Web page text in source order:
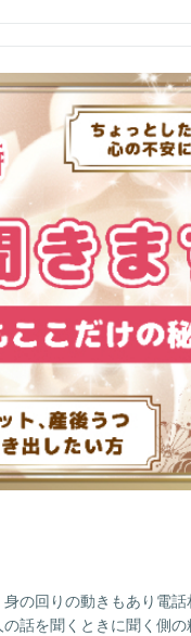
の回りの動きもあり電
話を聞くときに聞く側